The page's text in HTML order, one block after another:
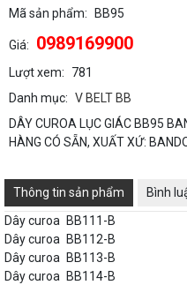
Mã sản phẩm: BB95
Giá: 0989169900
Lượt xem:
781
Danh mục: V BELT BB
DÂY CUROA LỤC GIÁC BB95
HÀNG CÓ SẴN, XUẤT XỨ:
Thông tin sản phẩm
Bình
Dây curoa BB111-B
Dây curoa BB112-B
Dây curoa BB113-B
Dây curoa BB114-B